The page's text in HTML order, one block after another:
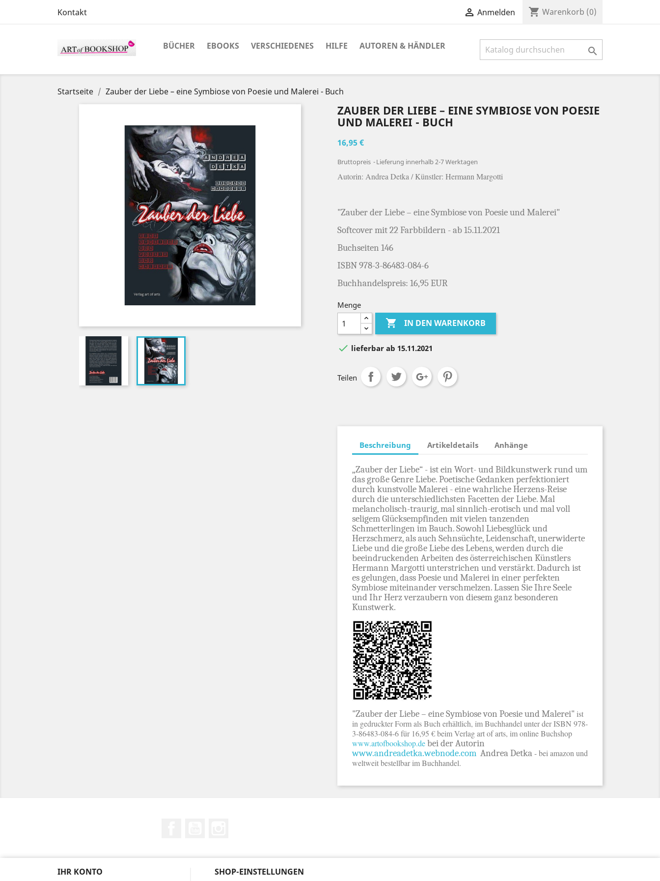
Kontakt  Anmelden shopping_cart Warenkorb (0)
BÜCHER EBOOKS VERSCHIEDENES HILFE AUTOREN & HÄNDLER 
Startseite Zauber der Liebe – eine Symbiose von Poesie und Malerei - Buch
ZAUBER DER LIEBE – EINE SYMBIOSE VON POESIE
UND MALEREI - BUCH
16,95 €
Bruttopreis Lieferung innerhalb 2-7 Werktagen
Autorin: Andrea Detka / Künstler: Hermann Margotti
"Zauber der Liebe – eine Symbiose von Poesie und Malerei"
Softcover mit 22 Farbbildern - ab 15.11.2021
Buchseiten 146
ISBN 978-3-86483-084-6
Buchhandelspreis: 16,95 EUR
Menge
 IN DEN WARENKORB
 lieferbar ab 15.11.2021
Teilen
Beschreibung Artikeldetails Anhänge
„Zauber der Liebe“ - ist ein Wort- und Bildkunstwerk rund um
das große Genre Liebe. Poetische Gedanken perfektioniert
durch kunstvolle Malerei - eine wahrliche Herzens-Reise
durch die unterschiedlichsten Facetten der Liebe. Mal
melancholisch-traurig, mal sinnlich-erotisch und mal voll
seligem Glücksempfinden mit vielen tanzenden
Schmetterlingen im Bauch. Sowohl Liebesglück und
Herzschmerz, als auch Sehnsüchte, Leidenschaft, unerwiderte
Liebe und die große Liebe des Lebens, werden durch die
beeindruckenden Arbeiten des österreichischen Künstlers
Hermann Margotti unterstrichen und verstärkt. Dadurch ist
es gelungen, dass Poesie und Malerei in einer perfekten
Symbiose miteinander verschmelzen. Lassen Sie Ihre Seele
und Ihr Herz verzaubern von diesem ganz besonderen
Kunstwerk.
"Zauber der Liebe – eine Symbiose von Poesie und Malerei" ist
in gedruckter Form als Buch erhältlich, im Buchhandel unter der ISBN 978-
3-86483-084-6 für 16,95 €beim Verlag art of arts, im online Buchshop
www.artofbookshop.debei der Autorin
www.andreadetka.webnode.com Andrea Detka- bei amazon und
weltweit bestellbar im Buchhandel.
IHR KONTO
SHOP-EINSTELLUNGEN